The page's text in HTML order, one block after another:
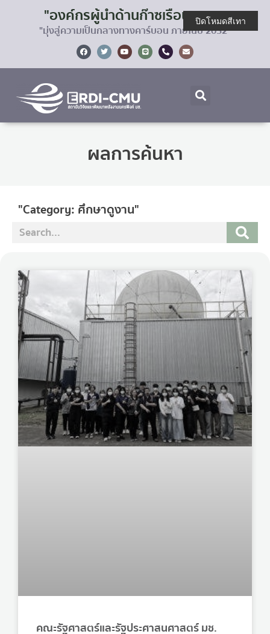
"องค์กรผู้นำด้านก๊าซเรือนกระจก
"มุ่งสู่ความเป็นกลางทางคาร์บอน ภายในปี 2032"
ผลการค้นหา
"Category: ศึกษาดูงาน"
คณะรัฐศาสตร์และรัฐประศาสนศาสตร์ มช.
ปิดโหมดสีเทา